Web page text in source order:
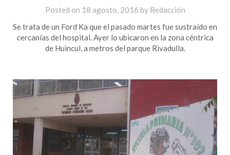
Posted on 18 agosto, 2016 by Redacción
Se trata de un Ford Ka que el pasado martes fue sustraído en
cercanías del hospital. Ayer lo ubicaron en la zona céntrica
de Huincul, a metros del parque Rivadulla.